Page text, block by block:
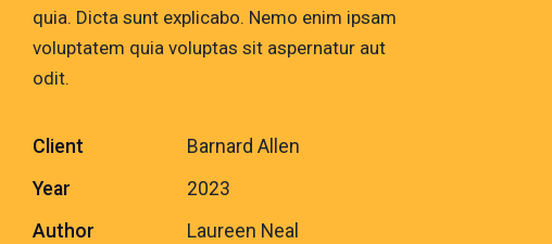
quia. Dicta sunt explicabo. Nemo enim ipsam
voluptatem quia voluptas sit aspernatur aut
odit.
Client
Barnard Allen
Year
2023
Author
Laureen Neal